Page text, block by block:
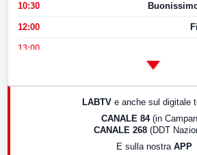
10:30
12:00
13:00
LABTV e anche sul digitale
CANALE 84 (in
CANALE 268 (DDT
E sulla nostra APP